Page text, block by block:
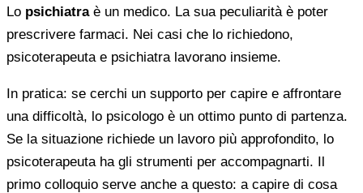
Lo psichiatraè un medico. La sua peculiarità è poter
prescrivere farmaci. Nei casi che lo richiedono,
psicoterapeuta e psichiatra lavorano insieme.
In pratica: se cerchi un supporto per capire e affrontare
una difficoltà, lo psicologo è un ottimo punto di partenza.
Se la situazione richiede un lavoro più approfondito, lo
psicoterapeuta ha gli strumenti per accompagnarti. Il
primo colloquio serve anche a questo: a capire di cosa